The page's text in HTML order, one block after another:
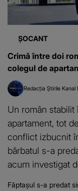
ȘOCANT
Crimă între doi
colegul de
Redacția Știrile Kanal
Un român
apartament, tot
conflict izbucnit
bărbatul s-a
acum investigat
Făptașul s-a predat